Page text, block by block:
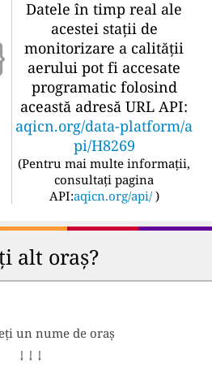
Datele în timp real ale
acestei stații de
monitorizare a calității
aerului pot fi accesate
programatic folosind
această adresă URL API:
aqicn.org/data-platform/a
pi/H8269
(Pentru mai multe informații,
consultați pagina
API:aqicn.org/api/ )
alt oraș?
un nume de oraș
↓ ↓ ↓